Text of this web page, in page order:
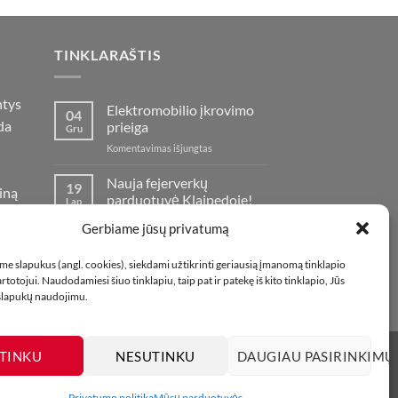
Gerbiame jūsų privatumą
slapukus (angl. cookies), siekdami užtikrinti geriausią įmanomą tinklapio
Naudodamiesi šiuo tinklapiu, taip pat ir patekę iš kito tinklapio, Jūs
naudojimu.
NESUTINKU DAUGIAU PASIRINKIMŲ
TINKLARAŠTIS
04
Gru
Elektromobilio įkrovimo
prieiga
Komentavimas išjungtas
19
Lap
Nauja fejerverkų
parduotuvė Klaipedoje!
Nauja
parduotuvė
Klaipedoje!
01
Lap
fejerverkus